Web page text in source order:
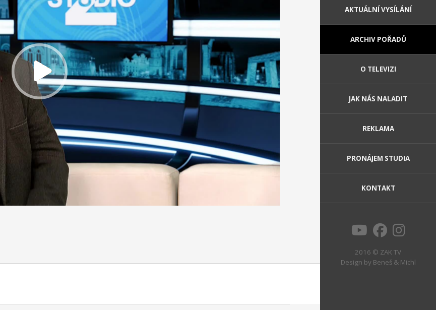
AKTUÁLNÍ VYSÍLÁNÍ
ARCHIV POŘADŮ
O TELEVIZI
JAK NÁS NALADIT
REKLAMA
PRONÁJEM STUDIA
KONTAKT
2016 © ZAK TV
Design by Beneš & Michl